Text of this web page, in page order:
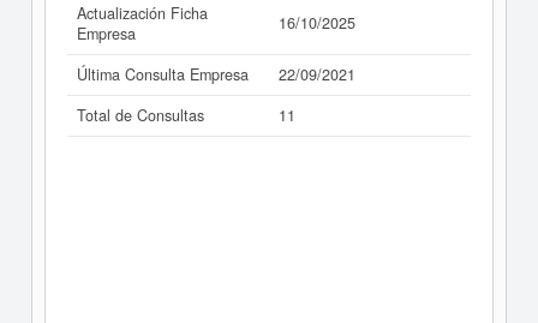
Actualización Ficha
Empresa
16/10/2025
Última Consulta Empresa
22/09/2021
Total de Consultas
11